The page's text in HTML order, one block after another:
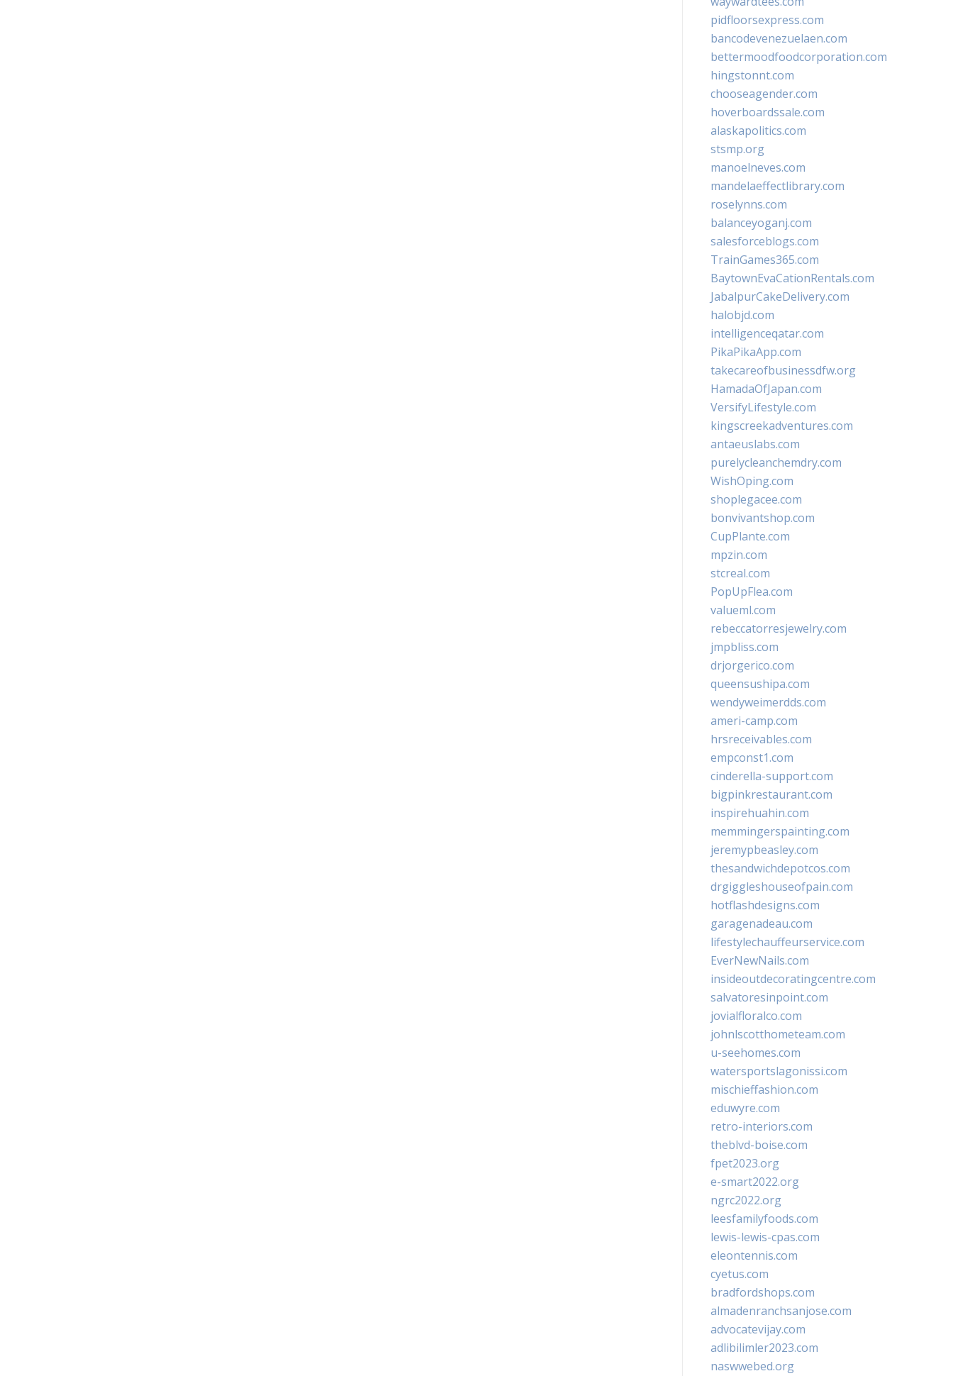
pidfloorsexpress.com
bancodevenezuelaen.com
bettermoodfoodcorporation.com
hingstonnt.com
chooseagender.com
hoverboardssale.com
alaskapolitics.com
stsmp.org
manoelneves.com
mandelaeffectlibrary.com
roselynns.com
balanceyoganj.com
salesforceblogs.com
TrainGames365.com
BaytownEvaCationRentals.com
JabalpurCakeDelivery.com
halobjd.com
intelligenceqatar.com
PikaPikaApp.com
takecareofbusinessdfw.org
HamadaOfJapan.com
VersifyLifestyle.com
kingscreekadventures.com
antaeuslabs.com
purelycleanchemdry.com
WishOping.com
shoplegacee.com
bonvivantshop.com
CupPlante.com
mpzin.com
stcreal.com
PopUpFlea.com
valueml.com
rebeccatorresjewelry.com
jmpbliss.com
drjorgerico.com
queensushipa.com
wendyweimerdds.com
ameri-camp.com
hrsreceivables.com
empconst1.com
cinderella-support.com
bigpinkrestaurant.com
inspirehuahin.com
memmingerspainting.com
jeremypbeasley.com
thesandwichdepotcos.com
drgiggleshouseofpain.com
hotflashdesigns.com
garagenadeau.com
lifestylechauffeurservice.com
EverNewNails.com
insideoutdecoratingcentre.com
salvatoresinpoint.com
jovialfloralco.com
johnlscotthometeam.com
u-seehomes.com
watersportslagonissi.com
mischieffashion.com
eduwyre.com
retro-interiors.com
theblvd-boise.com
fpet2023.org
e-smart2022.org
ngrc2022.org
leesfamilyfoods.com
lewis-lewis-cpas.com
eleontennis.com
cyetus.com
bradfordshops.com
almadenranchsanjose.com
advocatevijay.com
adlibilimler2023.com
naswwebed.org